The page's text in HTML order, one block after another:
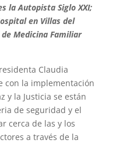
la Autopista Siglo XXI;
en Villas del
Medicina Familiar
Claudia
con la implementación
y la Justicia se están
de seguridad y el
cerca de las y los
a través de la